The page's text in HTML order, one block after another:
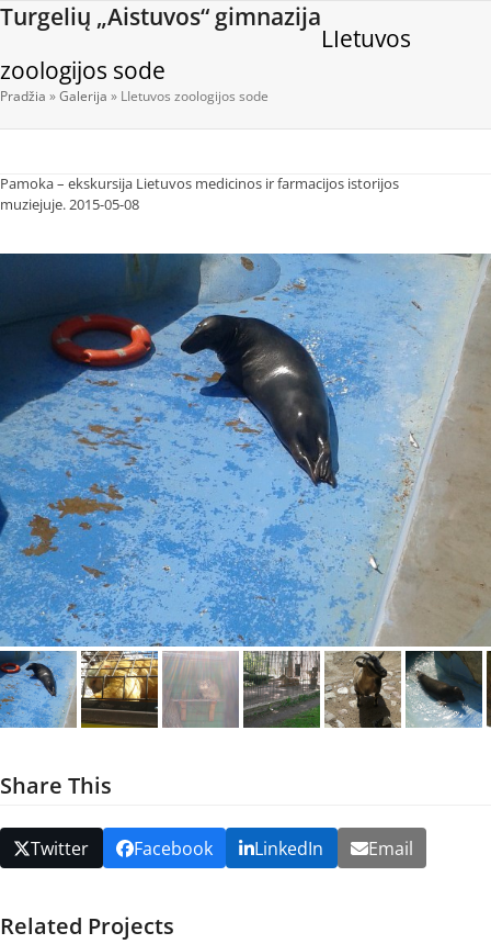
Skip
content
Turgelių „Aistuvos“ gimnazija
Open
mobile
menu
Close
mobile
menu
LIetuvos
zoologijos sode
Pradžia »Galerija » LIetuvos zoologijos sode
Pamoka – ekskursija Lietuvos medicinos ir farmacijos istorijos
muziejuje. 2015-05-08
Share This
Twitter Facebook LinkedIn Email
Related Projects